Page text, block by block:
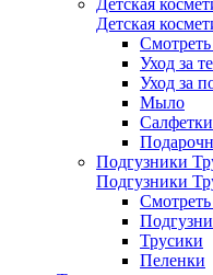
Детская
Детская
Смотреть
Уход за
Уход за
Мыло
Подгузники
Подгузники
Смотреть
Трусики
Пеленки